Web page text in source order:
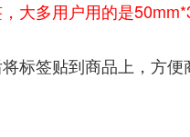
大多用户用的是
签贴到商品上，方便